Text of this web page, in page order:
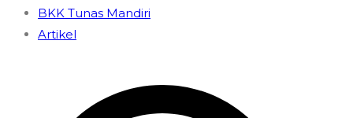
BKK Tunas Mandiri
Artikel